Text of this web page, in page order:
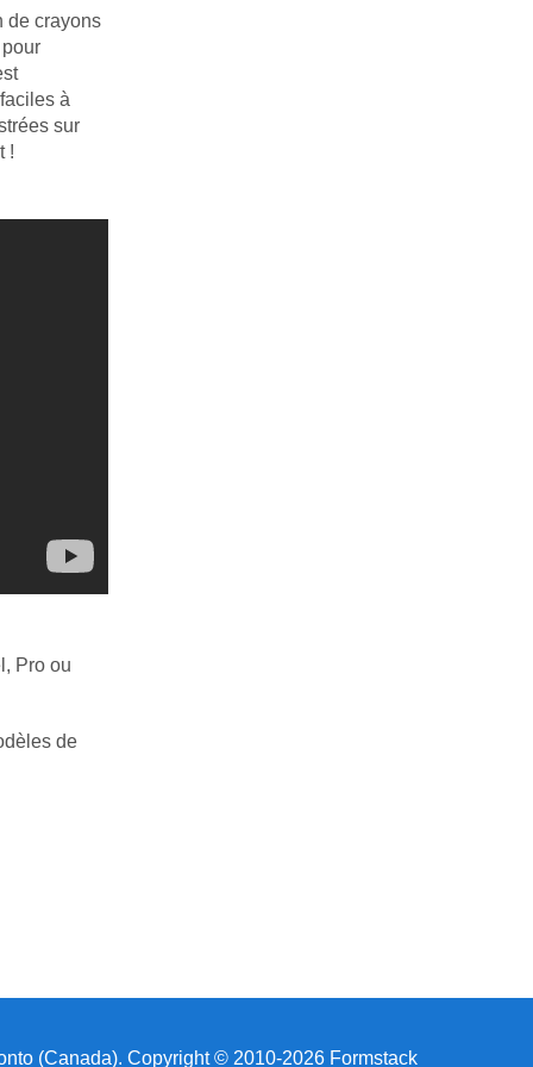
de crayons
à
sur
!
Pro ou
de
(Canada). Copyright © 2010-2026 Formstack